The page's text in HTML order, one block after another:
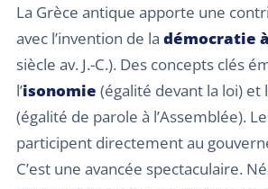
La Grèce antique apporte une
avec l’invention de la démocratie
siècle av. J.-C.). Des concepts clés
l’isonomie (égalité devant la loi) et
(égalité de parole à l’Assemblée).
participent directement au
C’est une avancée spectaculaire.